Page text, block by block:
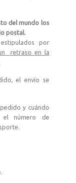
del mundo los
postal.
por
retraso en la
el envío se
y cuándo
el número de